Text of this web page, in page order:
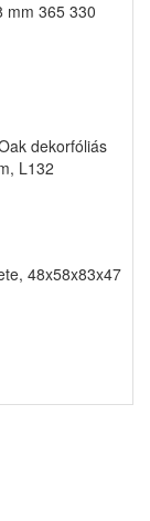
mm 365 330
dekorfóliás
L132
48x58x83x47